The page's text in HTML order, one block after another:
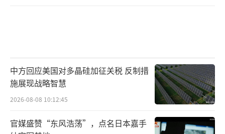
中方回应美国对多晶硅加征关税 反制措
施展现战略智慧
2026-08-08 10:12:45
官媒盛赞“东风浩荡”，点名日本嘉手